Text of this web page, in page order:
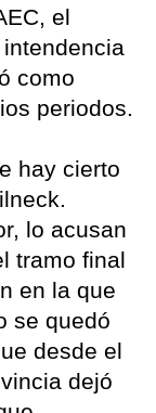
el
como
periodos.
hay cierto
lo acusan
tramo final
en la que
se quedó
desde el
dejó